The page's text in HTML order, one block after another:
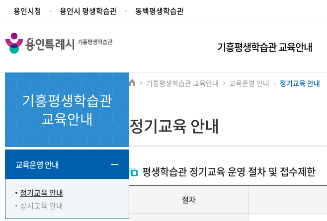
바로가기
주메뉴
바로가기
용인시청 용인시 평생학습관 동백평생학습관
기흥평생학습관 교육안내
기흥평생학습관
교육안내
교육운영 안내
정기교육 안내
상시교육 안내
기흥평생학습관 교육안내 교육운영 안내 정기교육 안내
정기교육 안내
평생학습관 정기교육 운영 절차 및 접수제한
절차